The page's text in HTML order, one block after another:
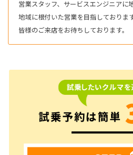
営業スタッフ、サービスエンジニアに
地域に根付いた営業を目指しております
皆様のご来店をお待ちしております。